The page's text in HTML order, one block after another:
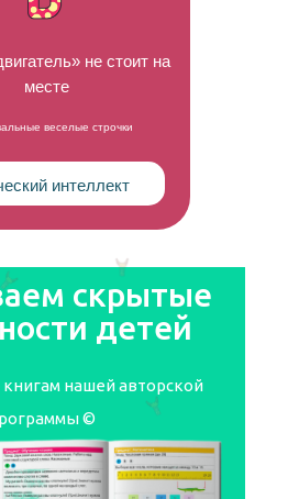
интеллект
не стоит на
месте
веселые строчки
нашей авторской
©
скрытые
детей